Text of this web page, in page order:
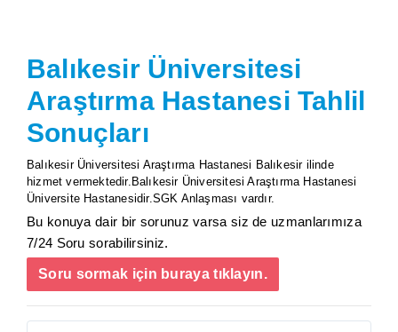
Balıkesir Üniversitesi
Araştırma Hastanesi Tahlil
Sonuçları
Balıkesir Üniversitesi Araştırma Hastanesi Balıkesir ilinde
hizmet vermektedir.Balıkesir Üniversitesi Araştırma Hastanesi
Üniversite Hastanesidir.SGK Anlaşması vardır.
Bu konuya dair bir sorunuz varsa siz de uzmanlarımıza
7/24 Soru sorabilirsiniz.
Soru sormak için buraya tıklayın.